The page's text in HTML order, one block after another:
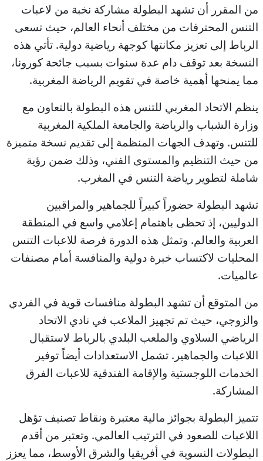
من المقرر أن تشهد البطولة مشاركة نخبة من لاعبات
التنس المحترفات من مختلف أنحاء العالم، حيث تسعى
الرباط إلى تعزيز مكانتها كوجهة رياضية دولية. تأتي هذه
النسخة بعد توقف دام عدة سنوات بسبب جائحة كورونا،
مما يمنحها أهمية خاصة في تقويم الرياضة المغربية.
ينظم الاتحاد المغربي للتنس هذه البطولة بالتعاون مع
وزارة الشباب والرياضة والجامعة الملكية المغربية
للتنس. وتهدف الجهات المنظمة إلى تقديم نسخة متميزة
من حيث التنظيم والمستوى الفني، وذلك ضمن رؤية
شاملة لتطوير رياضة التنس في المغرب.
تشهد البطولة حضوراً كبيراً للجماهير والمراقبين
الدوليين، إذ تحظى باهتمام إعلامي واسع في المنطقة
العربية والعالم. وتمثل هذه الدورة فرصة للاعبات التنس
المحليات لاكتساب خبرة دولية والمنافسة أمام مصنفات
عالميات.
من المتوقع أن تشهد البطولة منافسات قوية في الفردي
والزوجي، حيث تم تجهيز الملاعب في نادي الاتحاد
الرياضي السلاوي والملعب البلدي بالرباط لاستقبال
اللاعبات والجماهير. تشمل الاستعدادات أيضاً توفير
الخدمات اللوجستية والإقامة الفندقية للاعبات الفرق
المشاركة.
تتميز البطولة بجوائز مالية معتبرة ونقاط تصنيف تؤهل
اللاعبات للصعود في الترتيب العالمي. وتعتبر من أقدم
البطولات النسوية في أفريقيا والشرق الأوسط، مما يعزز